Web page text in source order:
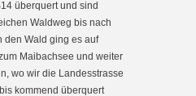
überquert und sind
Waldweg bis nach
den Wald ging es auf
Maibachsee und weiter
wo wir die Landesstrasse
kommend überquert